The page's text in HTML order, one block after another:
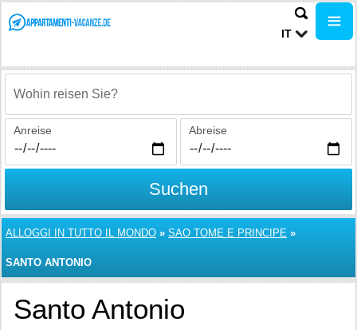
IT
Wohin reisen Sie?
Anreise Abreise
Suchen
ALLOGGI IN TUTTO IL MONDO » SAO TOME E PRINCIPE »
SANTO ANTONIO
Santo Antonio